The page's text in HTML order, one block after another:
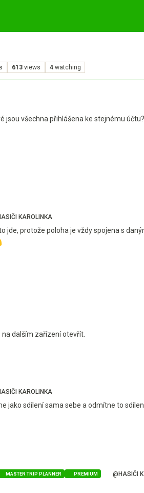
613 views 4 watching
jsou všechna přihlášena ke stejnému účtu?
KAROLINKA
jde, protože poloha je vždy spojena s
dalším zařízení otevřít.
KAROLINKA
jako sdílení sama sebe a odmítne to
MASTER TRIP PLANNER PREMIUM @HASIČI